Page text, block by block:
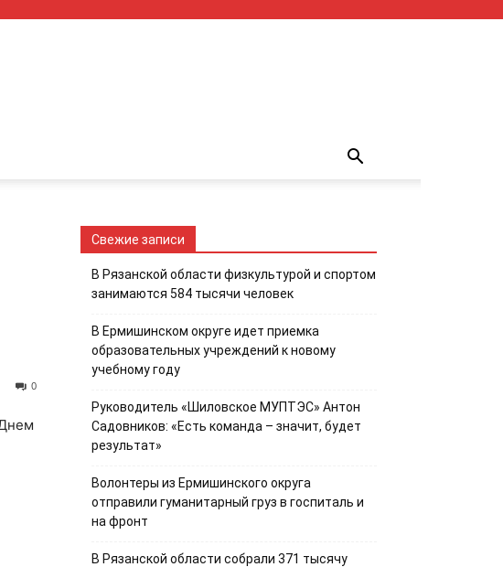
0
Свежие записи
В Рязанской области физкультурой и спортом
занимаются 584 тысячи человек
В Ермишинском округе идет приемка
образовательных учреждений к новому
учебному году
Руководитель «Шиловское МУПТЭС» Антон
Садовников: «Есть команда – значит, будет
результат»
Волонтеры из Ермишинского округа
отправили гуманитарный груз в госпиталь и
на фронт
В Рязанской области собрали 371 тысячу